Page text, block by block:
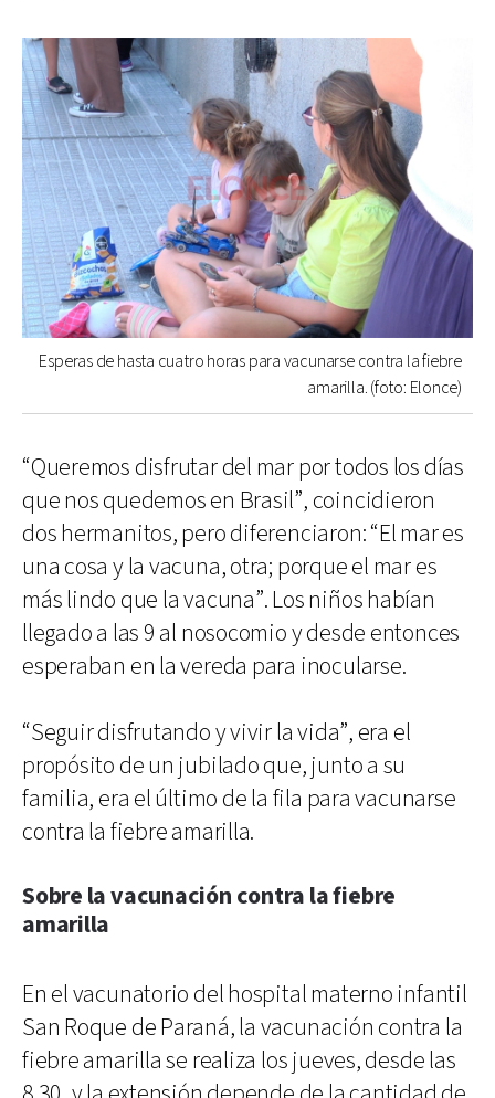
Esperas de hasta cuatro horas para vacunarse contra la fiebre
amarilla. (foto: Elonce)
“Queremos disfrutar del mar por todos los días
que nos quedemos en Brasil”, coincidieron
dos hermanitos, pero diferenciaron: “El mar es
una cosa y la vacuna, otra; porque el mar es
más lindo que la vacuna”. Los niños habían
llegado a las 9 al nosocomio y desde entonces
esperaban en la vereda para inocularse.
“Seguir disfrutando y vivir la vida”, era el
propósito de un jubilado que, junto a su
familia, era el último de la fila para vacunarse
contra la fiebre amarilla.
Sobre la vacunación contra la fiebre
amarilla
En el vacunatorio del hospital materno infantil
San Roque de Paraná, la vacunación contra la
fiebre amarilla se realiza los jueves, desde las